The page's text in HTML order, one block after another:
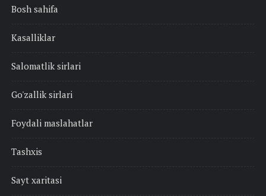
Bosh sahifa
Kasalliklar
Salomatlik sirlari
Go'zallik sirlari
Foydali maslahatlar
Tashxis
Sayt xaritasi